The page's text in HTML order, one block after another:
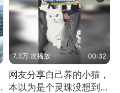
7.3万 次播放 00:32
网友分享自己养的小猫，
本以为是个灵珠没想到是